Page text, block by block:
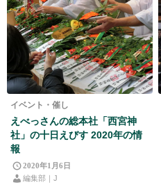
イベント・催し
えべっさんの総本社「西宮神
社」の十日えびす 2020年の情
報
2020年1月6日
編集部｜J